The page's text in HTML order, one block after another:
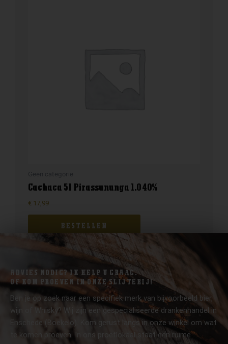
Cachaca 51 Pirassununga 1.0 40%
€ 17,99
BESTELLEN
ADVIES NODIG? IK HELP U GRAAG.
OF KOM PROEVEN IN ONZE SLIJTERIJ!
Ben je op zoek naar een specifiek merk van bijvoorbeeld bier,
wijn of Whisky? Wij zijn een gespecialiseerde drankenhandel in
Enschede (Boekelo). Kom gerust langs in onze winkel om wat
te komen proeven. In ons proeflokaal staat een ruime